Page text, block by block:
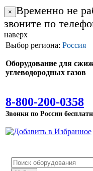
× Временно не
звоните по
наверх
Выбор региона: Россия
Оборудование для
углеводородных газов
8-800-200-0358
Звонки по России